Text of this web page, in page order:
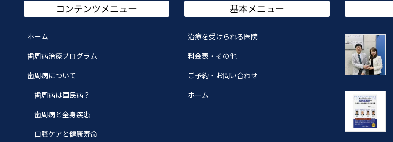
コンテンツメニュー
ホーム
歯周病治療プログラム
歯周病について
歯周病は国民病？
歯周病と全身疾患
口腔ケアと健康寿命
基本メニュー
治療を受けられる医院
料金表・その他
ご予約・お問い合わせ
ホーム